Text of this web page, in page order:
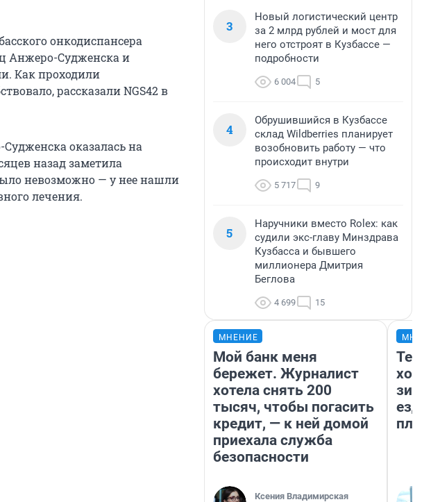
онкодиспансера
Анжеро-Судженска и
Как проходили
рассказали NGS42 в
оказалась на
назад заметила
невозможно — у нее нашли
лечения.
3
Новый логистический центр
за 2 млрд рублей и мост для
него отстроят в Кузбассе —
подробности
6 004 5
4
Обрушившийся в Кузбассе
склад Wildberries планирует
возобновить работу — что
происходит внутри
5 717 9
5
Наручники вместо Rolex: как
судили экс-главу Минздрава
Кузбасса и бывшего
миллионера Дмитрия
Беглова
4 699 15
МНЕНИЕ
Мой банк меня
бережет. Журналист
хотела снять 200
тысяч, чтобы погасить
кредит, — к ней домой
приехала служба
безопасности
Ксения Владимирская
ездит